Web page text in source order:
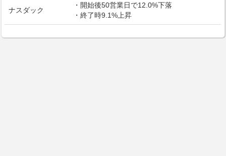
ナスダック
・開始後50営業日で12.0%下落
・終了時9.1%上昇